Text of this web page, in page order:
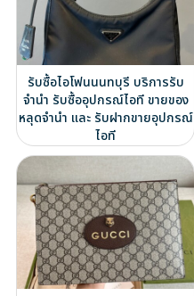
รับซื้อไอโฟนนนทบุรี บริการรับ
จำนำ รับซื้ออุปกรณ์ไอที ขายของ
หลุดจำนำ และ รับฝากขายอุปกรณ์
ไอที